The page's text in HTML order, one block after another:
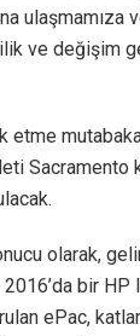
ulaşmamıza
ve değişim
olarak,
2016’da bir
ePac,